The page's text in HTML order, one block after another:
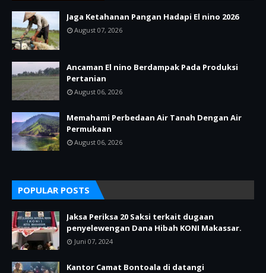
Jaga Ketahanan Pangan Hadapi El nino 2026
August 07, 2026
Ancaman El nino Berdampak Pada Produksi
Pertanian
August 06, 2026
Memahami Perbedaan Air Tanah Dengan Air
Permukaan
August 06, 2026
POPULAR POSTS
Jaksa Periksa 20 Saksi terkait dugaan
penyelewengan Dana Hibah KONI Makassar.
Juni 07, 2024
Kantor Camat Bontoala di datangi